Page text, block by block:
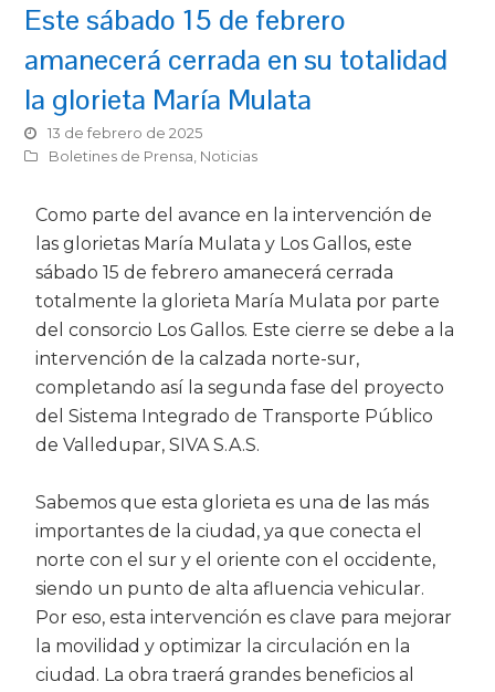
Este sábado 15 de febrero
amanecerá cerrada en su totalidad
la glorieta María Mulata
13 de febrero de 2025
Boletines de Prensa, Noticias
Como parte del avance en la intervención de
las glorietas María Mulata y Los Gallos, este
sábado 15 de febrero amanecerá cerrada
totalmente la glorieta María Mulata por parte
del consorcio Los Gallos. Este cierre se debe a la
intervención de la calzada norte-sur,
completando así la segunda fase del proyecto
del Sistema Integrado de Transporte Público
de Valledupar, SIVA S.A.S.
Sabemos que esta glorieta es una de las más
importantes de la ciudad, ya que conecta el
norte con el sur y el oriente con el occidente,
siendo un punto de alta afluencia vehicular.
Por eso, esta intervención es clave para mejorar
la movilidad y optimizar la circulación en la
ciudad. La obra traerá grandes beneficios al